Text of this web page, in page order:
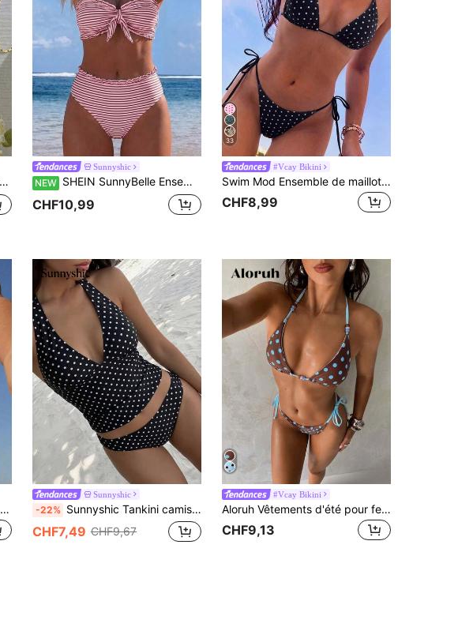
Sunnyshic
NEW SHEIN SunnyBelle Ensemble bikini de plage deux pièces élégant à imprimé rayé, style influenceuse, pour filles, printemps/été, à la mode
CHF10,99
33
#Vcay Bikini
Swim Mod Ensemble de maillot de bain bikini 2 pièces pour femme, printemps/été 2026, à fines bretelles et col licou, noir avec imprimé aléatoire de pois blancs, style doux et mignon, avec lacets latéraux et string
CHF8,99
Swim Mod Maillot de bain une pièce femme, col V, à volants, à bretelles spaghetti, dos ouvert, imprimé patchwork rétro à carreaux marron, style décontracté de vacances à la plage. Design avec nœud devant, idéal pour les sports nautiques et la plage, les vacances de printemps et d'été. Collection 2026. Style français. Maillot de bain d'été européen. Tenue d'été. Nouveau maillot de bain femme. Maillot de bain mignon pour femme. Maillot de bain pour femme. Tenue de plage pour femme.
Sunnyshic
-22% Sunnyshic Tankini camisole pour femmes à imprimé pois et blocs de couleurs, vacances, plage, été
CHF7,49 CHF9,67
#Vcay Bikini
Aloruh Vêtements d'été pour femmes, ensemble de bikini sexy imprimé tie-dye pour fête, festival de musique, maillot de bain pour femmes avec décoration de coquillage irisé, tenue de plage pour femmes, tenue de vacances pour femmes, tenues de plage élégantes pour femmes, maillots de bain de plage pour femmes, bikinis de plage pour femmes, maillots de bain pour femmes, costumes de bain pour femmes, maillots de bain élégants pour femmes, maillots de bain pour femmes, maillots de bain pour la natation, bikini pour femmes, ensemble de bikini pour la plage des femmes
CHF9,13